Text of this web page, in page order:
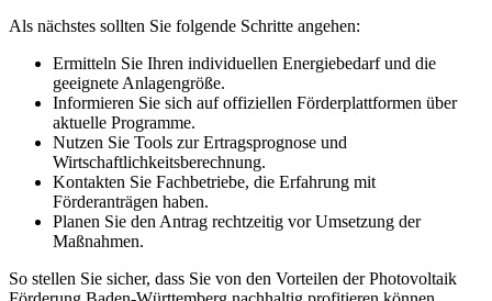
Als nächstes sollten Sie folgende Schritte angehen:
Ermitteln Sie Ihren individuellen Energiebedarf und die
geeignete Anlagengröße.
Informieren Sie sich auf offiziellen Förderplattformen über
aktuelle Programme.
Nutzen Sie Tools zur Ertragsprognose und
Wirtschaftlichkeitsberechnung.
Kontakten Sie Fachbetriebe, die Erfahrung mit
Förderanträgen haben.
Planen Sie den Antrag rechtzeitig vor Umsetzung der
Maßnahmen.
So stellen Sie sicher, dass Sie von den Vorteilen der Photovoltaik